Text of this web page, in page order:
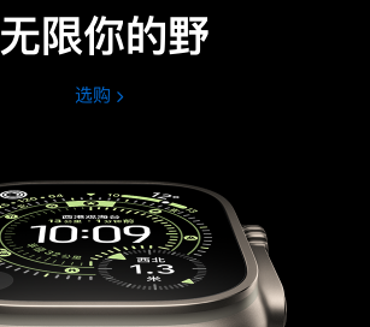
无限你的野
选购 Apple
3